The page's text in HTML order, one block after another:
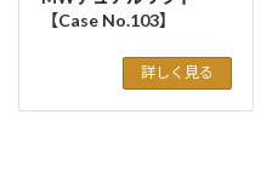
【Case No.103】
詳しく見る